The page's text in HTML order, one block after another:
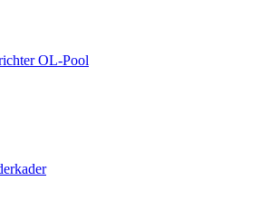
OL-Pool